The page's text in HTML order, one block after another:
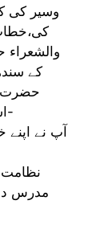
وسیر کی
والشعراء
کے
حضرت
اشعار اور پھر اس کی تشریح اس پر مستزاد-
آپ نے اپنے
مدرس